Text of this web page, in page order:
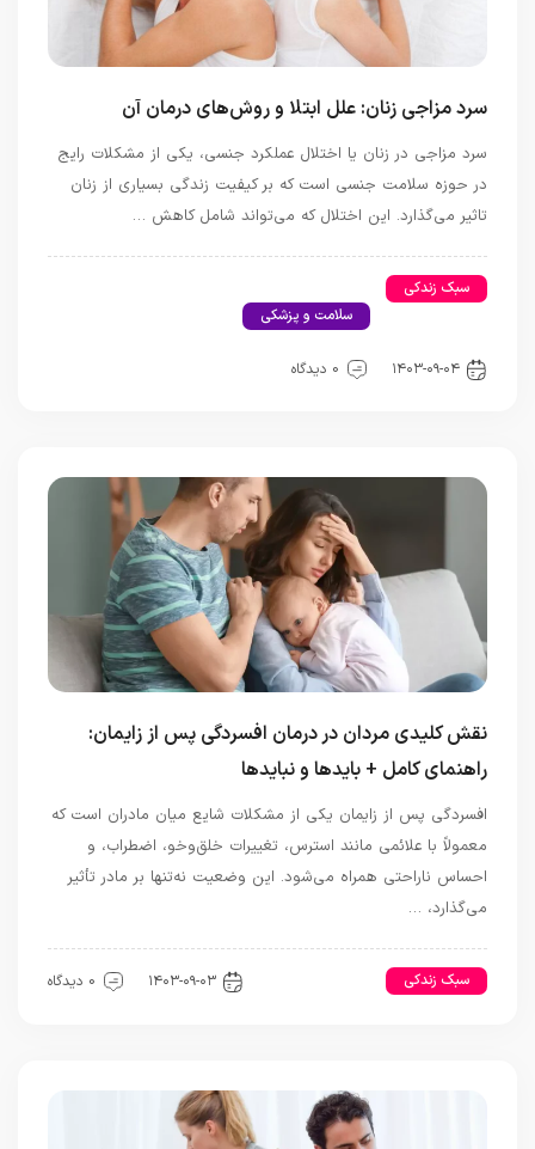
سرد مزاجی زنان: علل ابتلا و روش‌های درمان آن
سرد مزاجی در زنان یا اختلال عملکرد جنسی، یکی از مشکلات رایج
در حوزه سلامت جنسی است که بر کیفیت زندگی بسیاری از زنان
تاثیر می‌گذارد. این اختلال که می‌تواند شامل کاهش …
سبک زندکی
سلامت و پزشکی
۱۴۰۳-۰۹-۰۴
0 دیدگاه
نقش کلیدی مردان در درمان افسردگی پس از زایمان:
راهنمای کامل + بایدها و نبایدها
افسردگی پس از زایمان یکی از مشکلات شایع میان مادران است که
معمولاً با علائمی مانند استرس، تغییرات خلق‌وخو، اضطراب، و
احساس ناراحتی همراه می‌شود. این وضعیت نه‌تنها بر مادر تأثیر
می‌گذارد، …
سبک زندکی ۱۴۰۳-۰۹-۰۳ 0 دیدگاه